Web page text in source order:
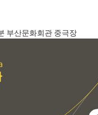
부산문화회관 중극장